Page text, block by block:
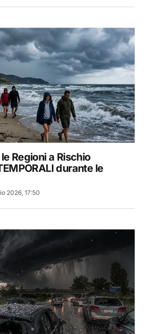
Regioni a Rischio
durante le
2026, 17:50